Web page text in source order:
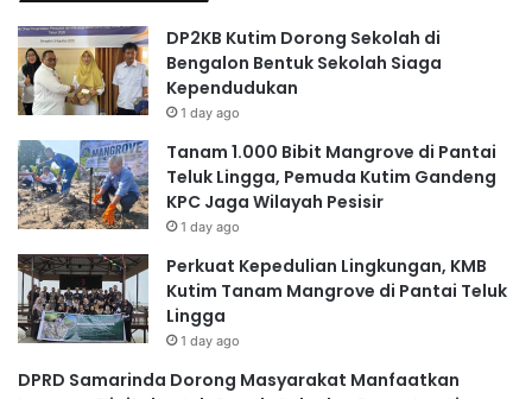
DP2KB Kutim Dorong Sekolah di
Bengalon Bentuk Sekolah Siaga
Kependudukan
1 day ago
Tanam 1.000 Bibit Mangrove di Pantai
Teluk Lingga, Pemuda Kutim Gandeng
KPC Jaga Wilayah Pesisir
1 day ago
Perkuat Kepedulian Lingkungan, KMB
Kutim Tanam Mangrove di Pantai Teluk
Lingga
1 day ago
DPRD Samarinda Dorong Masyarakat Manfaatkan